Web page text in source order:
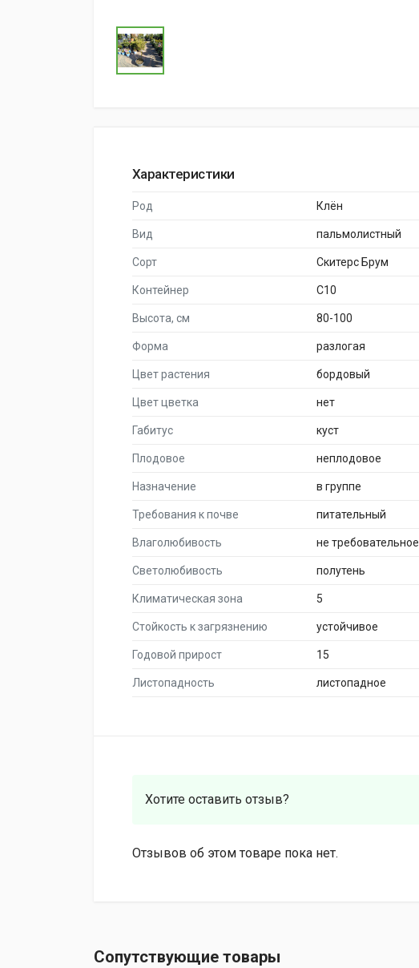
Характеристики
Род Клён
Вид пальмолистный
Сорт Скитерс Брум
Контейнер C10
Высота, см 80-100
Форма разлогая
Цвет растения бордовый
Цвет цветка нет
Габитус куст
Плодовое неплодовое
Назначение в группе
Требования к почве питательный
Влаголюбивость не требовательное
Светолюбивость полутень
Климатическая зона 5
Стойкость к загрязнению устойчивое
Годовой прирост 15
Листопадность листопадное
Хотите оставить отзыв?
Отзывов об этом товаре пока нет.
Сопутствующие товары